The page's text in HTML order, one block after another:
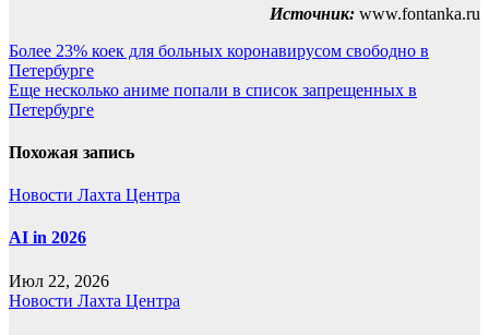
Источник: www.fontanka.ru
Навигация
по
записям
Более 23% коек для больных коронавирусом свободно в
Петербурге
Еще несколько аниме попали в список запрещенных в
Петербурге
Похожая запись
Новости Лахта Центра
AI in 2026
Июл 22, 2026
Новости Лахта Центра